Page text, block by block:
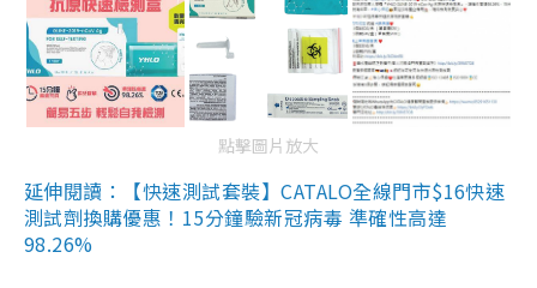
點擊圖片放大
延伸閱讀：【快速測試套裝】CATALO全線門市$16快速
測試劑換購優惠！15分鐘驗新冠病毒 準確性高達
98.26%